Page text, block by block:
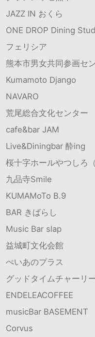
JAZZ IN おくら
ONE DROP Dining
フェリシア
熊本市男女共同参画セ
Kumamoto Django
NAVARO
荒尾総合文化センター
cafe&bar JAM
Live&Diningbar 酔ing
桜十字ホールやつしろ
九品寺Smile
KUMAMoTo B.9
BAR きばらし
Music Bar slap
益城町文化会館
ぺいあのプラス
グッドタイムチャーリ
ENDELEACOFFEE
musicBar BASEMENT
Corvus